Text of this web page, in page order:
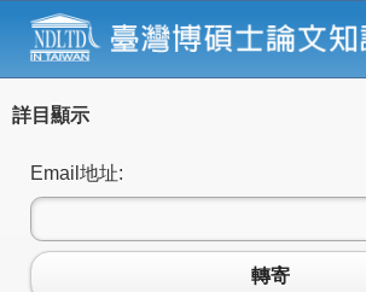
詳目顯示
Email地址:
轉寄